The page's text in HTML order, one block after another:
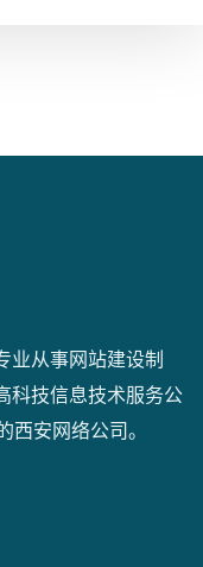
业从事网站建设制
科技信息技术服务公
西安网络公司。